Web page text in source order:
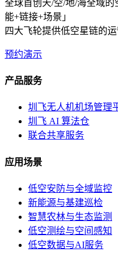
全球首创天/空/地/海全域
能+链接+场景」
四大飞轮提供低空星链的
预约演示
产品服务
圳飞无人机机场管理
圳飞 AI 算法仓
联合共享服务
应用场景
低空安防与全域监控
新能源与基建巡检
智慧农林与生态监测
低空测绘与空间感知
低空数据与AI服务